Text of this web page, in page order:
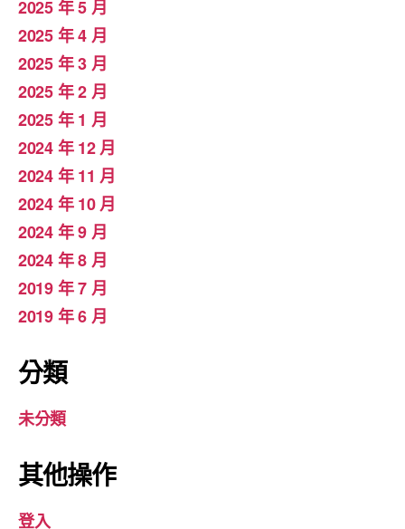
2025 年 5 月
2025 年 4 月
2025 年 3 月
2025 年 2 月
2025 年 1 月
2024 年 12 月
2024 年 11 月
2024 年 10 月
2024 年 9 月
2024 年 8 月
2019 年 7 月
2019 年 6 月
分類
未分類
其他操作
登入